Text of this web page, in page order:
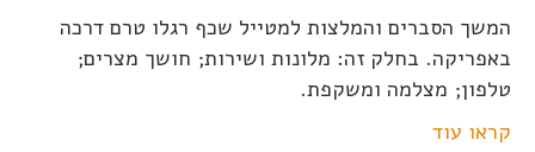
המשך הסברים והמלצות למטייל שכף רגלו טרם דרכה
באפריקה. בחלק זה: מלונות ושירות; חושך מצרים;
טלפון; מצלמה ומשקפת.
קראו עוד